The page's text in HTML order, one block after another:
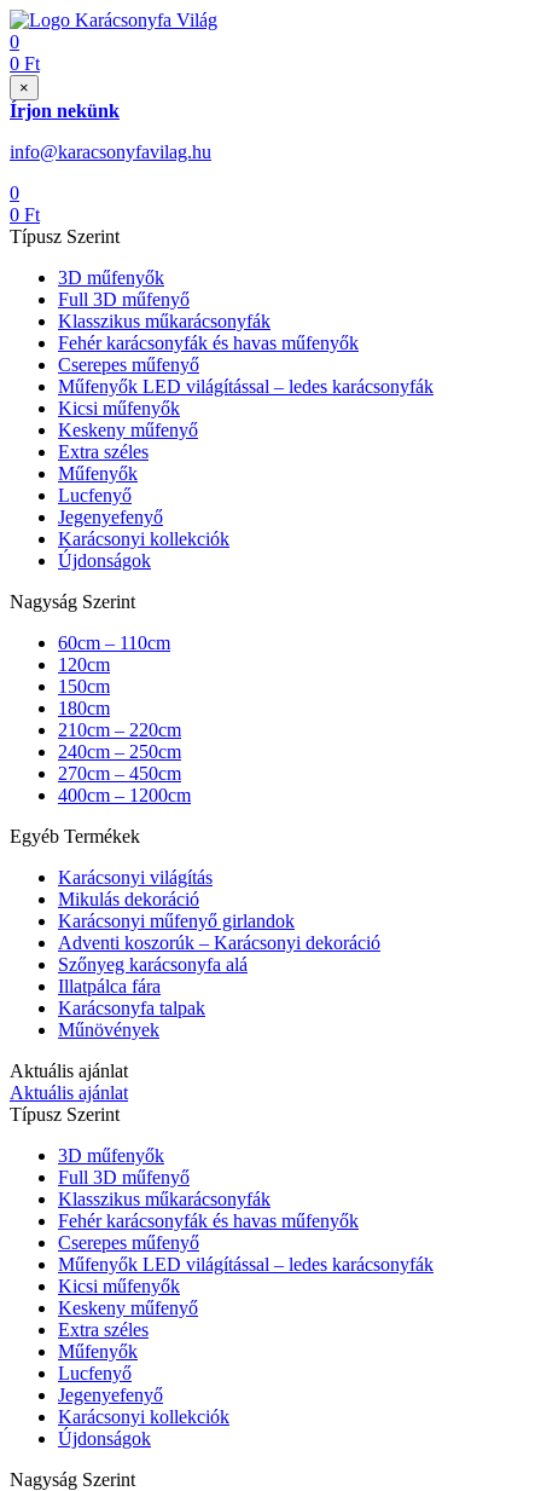
0
0 Ft
×
Írjon nekünk
info@karacsonyfavilag.hu
0
0 Ft
Típusz Szerint
3D műfenyők
Full 3D műfenyő
Klasszikus műkarácsonyfák
Fehér karácsonyfák és havas műfenyők
Cserepes műfenyő
Műfenyők LED világítással – ledes karácsonyfák
Kicsi műfenyők
Keskeny műfenyő
Extra széles
Műfenyők
Lucfenyő
Jegenyefenyő
Karácsonyi kollekciók
Újdonságok
Nagyság Szerint
60cm – 110cm
120cm
150cm
180cm
210cm – 220cm
240cm – 250cm
270cm – 450cm
400cm – 1200cm
Egyéb Termékek
Karácsonyi világítás
Mikulás dekoráció
Karácsonyi műfenyő girlandok
Adventi koszorúk – Karácsonyi dekoráció
Szőnyeg karácsonyfa alá
Illatpálca fára
Karácsonyfa talpak
Műnövények
Aktuális ajánlat
Aktuális ajánlat
Típusz Szerint
3D műfenyők
Full 3D műfenyő
Klasszikus műkarácsonyfák
Fehér karácsonyfák és havas műfenyők
Cserepes műfenyő
Műfenyők LED világítással – ledes karácsonyfák
Kicsi műfenyők
Keskeny műfenyő
Extra széles
Műfenyők
Lucfenyő
Jegenyefenyő
Karácsonyi kollekciók
Újdonságok
Nagyság Szerint